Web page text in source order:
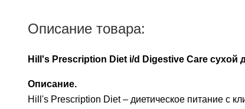
Описание товара:
Hill's Prescription Diet i/d Digestive Care
Описание.
Hill's Prescription Diet – диетическое питание с